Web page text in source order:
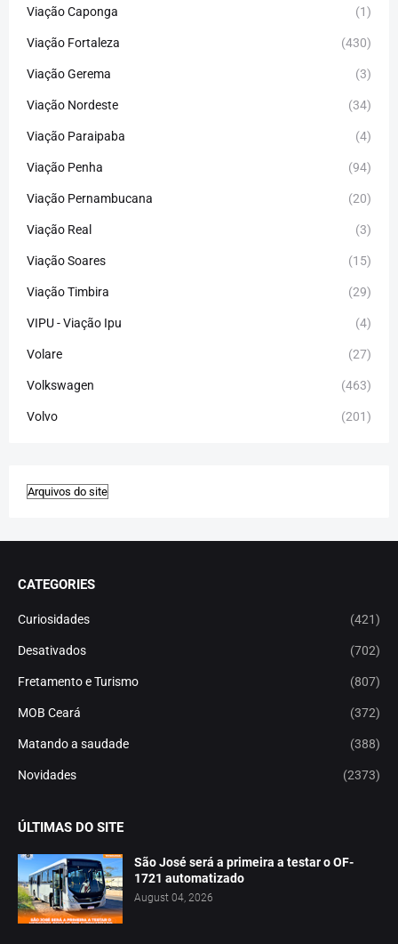
Viação Caponga (1)
Viação Fortaleza (430)
Viação Gerema (3)
Viação Nordeste (34)
Viação Paraipaba (4)
Viação Penha (94)
Viação Pernambucana (20)
Viação Real (3)
Viação Soares (15)
Viação Timbira (29)
VIPU - Viação Ipu (4)
Volare (27)
Volkswagen (463)
Volvo (201)
CATEGORIES
Curiosidades (421)
Desativados (702)
Fretamento e Turismo (807)
MOB Ceará (372)
Matando a saudade (388)
Novidades (2373)
ÚLTIMAS DO SITE
São José será a primeira a testar o OF-
1721 automatizado
August 04, 2026